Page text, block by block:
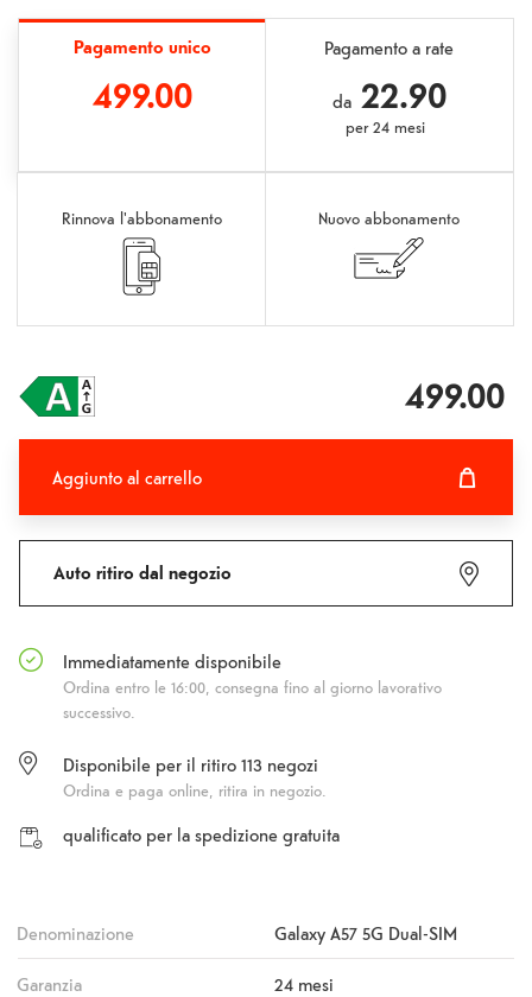
Pagamento unico
499.00
Pagamento a rate
da22.90
per24 mesi
Rinnova l'abbonamento Nuovo abbonamento
499.00
Aggiunto al carrello
Auto ritiro dal negozio
Immediatamente disponibile
Ordina entro le 16:00, consegna fino al giorno lavorativo
successivo.
Disponibile per il ritiro 113 negozi
Ordina e paga online, ritira in negozio.
qualificato per la spedizione gratuita
Denominazione Galaxy A57 5G Dual-SIM
Garanzia 24 mesi